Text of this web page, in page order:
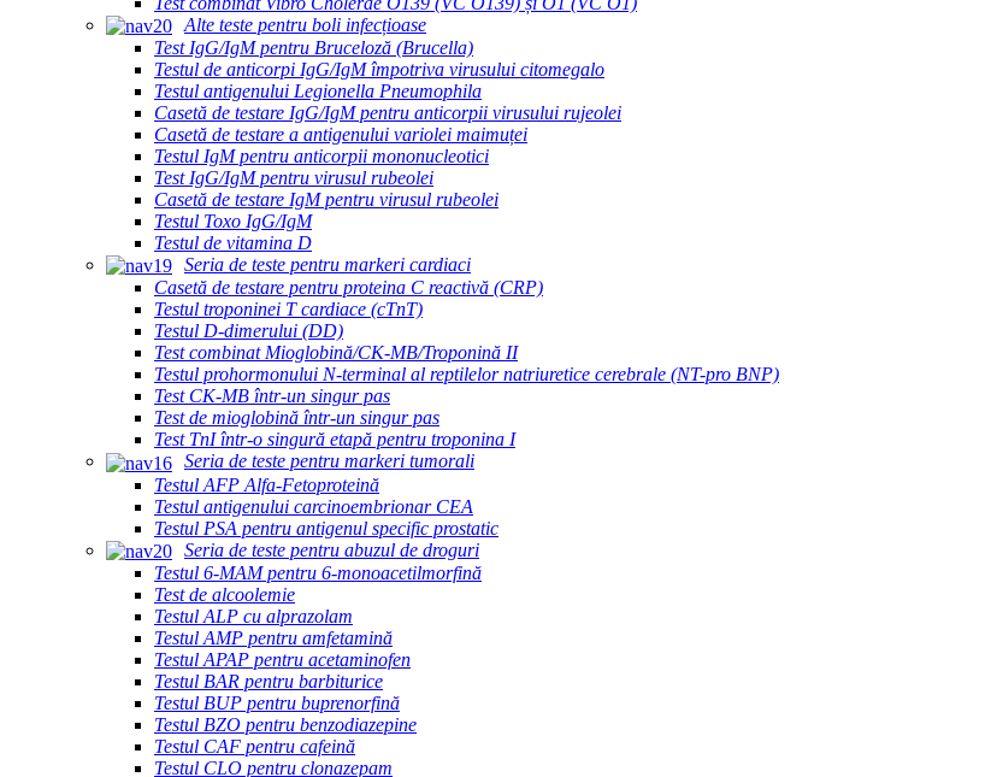
Alte teste pentru boli infecțioase
Test IgG/IgM pentru Bruceloză (Brucella)
Testul de anticorpi IgG/IgM împotriva virusului citomegalo
Testul antigenului Legionella Pneumophila
Casetă de testare IgG/IgM pentru anticorpii virusului rujeolei
Casetă de testare a antigenului variolei maimuței
Testul IgM pentru anticorpii mononucleotici
Test IgG/IgM pentru virusul rubeolei
Casetă de testare IgM pentru virusul rubeolei
Testul Toxo IgG/IgM
Testul de vitamina D
Seria de teste pentru markeri cardiaci
Casetă de testare pentru proteina C reactivă (CRP)
Testul troponinei T cardiace (cTnT)
Testul D-dimerului (DD)
Test combinat Mioglobină/CK-MB/Troponină II
Testul prohormonului N-terminal al reptilelor natriuretice cerebrale (NT-pro BNP)
Test CK-MB într-un singur pas
Test de mioglobină într-un singur pas
Test TnI într-o singură etapă pentru troponina I
Seria de teste pentru markeri tumorali
Testul AFP Alfa-Fetoproteină
Testul antigenului carcinoembrionar CEA
Testul PSA pentru antigenul specific prostatic
Seria de teste pentru abuzul de droguri
Testul 6-MAM pentru 6-monoacetilmorfină
Test de alcoolemie
Testul ALP cu alprazolam
Testul AMP pentru amfetamină
Testul APAP pentru acetaminofen
Testul BAR pentru barbiturice
Testul BUP pentru buprenorfină
Testul BZO pentru benzodiazepine
Testul CAF pentru cafeină
Testul CLO pentru clonazepam